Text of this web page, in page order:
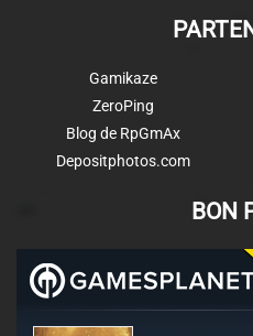
Gamikaze
ZeroPing
Blog de RpGmAx
Depositphotos.com
BON